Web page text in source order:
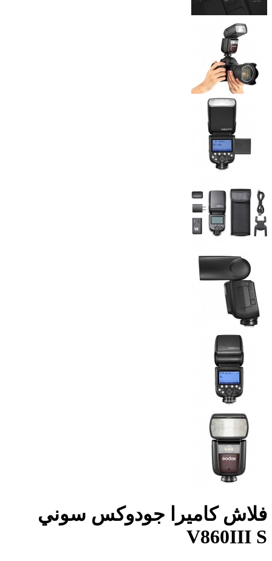
فلاش كاميرا جودوكس سوني
V860III S